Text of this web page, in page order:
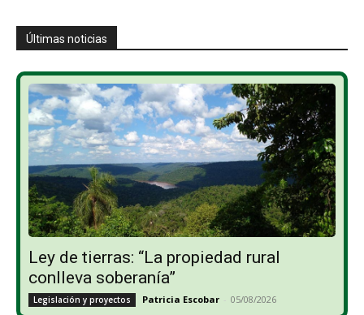
Últimas noticias
Ley de tierras: “La propiedad rural
conlleva soberanía”
Legislación y proyectos Patricia Escobar - 05/08/2026